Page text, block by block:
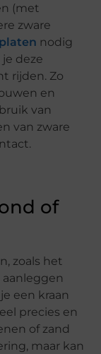
(met
zware
nodig
deze
rijden. Zo
en
van
van zware
of
zoals het
een kraan
precies en
of zand
maar kan